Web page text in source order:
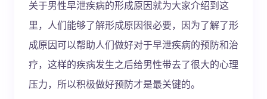
关于男性早泄疾病的形成原因就为大家介绍到这
里，人们能够了解形成原因很必要，因为了解了形
成原因可以帮助人们做好对于早泄疾病的预防和治
疗，这样的疾病发生之后给男性带去了很大的心理
压力，所以积极做好预防才是最关键的。